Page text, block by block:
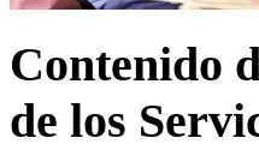
Contenido
de los